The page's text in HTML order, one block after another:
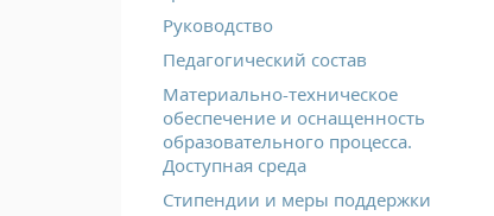
Руководство
Педагогический состав
Материально-техническое
обеспечение и оснащенность
образовательного процесса.
Доступная среда
Стипендии и меры поддержки